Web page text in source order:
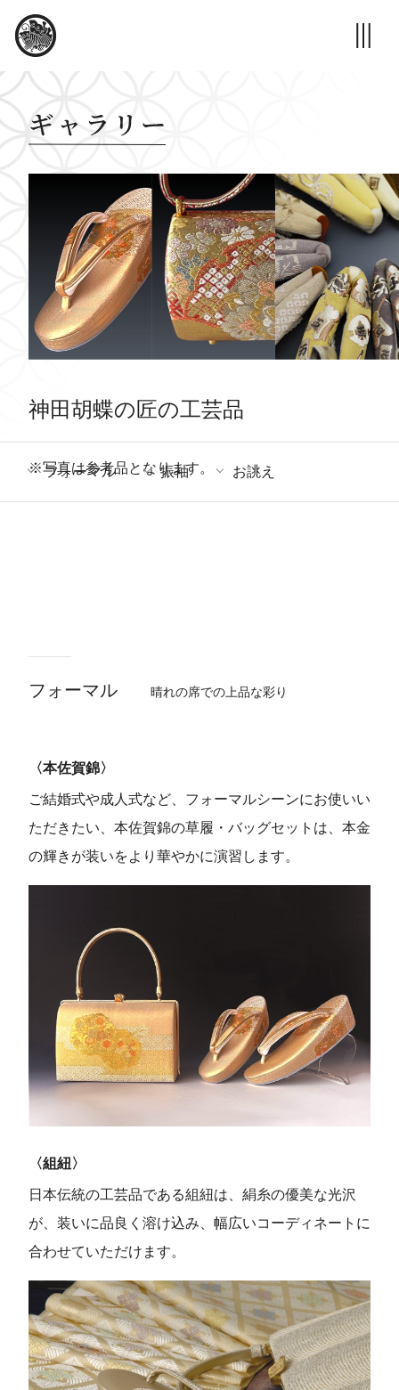
フォーマル 振袖 お誂え
神田胡蝶の匠の工芸品
※写真は参考品となります。
フォーマル 晴れの席での上品な彩り
〈本佐賀錦〉
ご結婚式や成人式など、フォーマルシーンにお使いい
ただきたい、本佐賀錦の草履・バッグセットは、本金
の輝きが装いをより華やかに演習します。
〈組紐〉
日本伝統の工芸品である組紐は、絹糸の優美な光沢
が、装いに品良く溶け込み、幅広いコーディネートに
合わせていただけます。